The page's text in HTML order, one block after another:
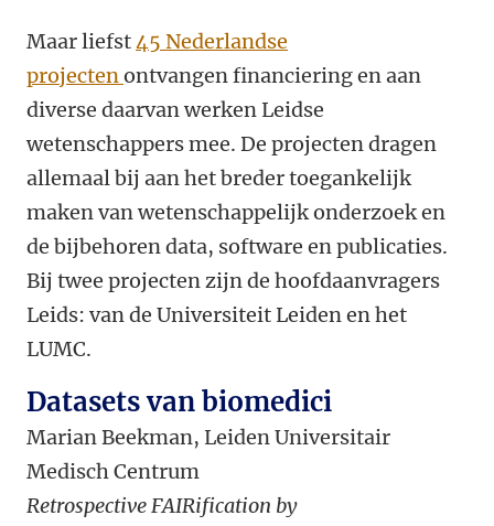
Maar liefst45 Nederlandse
projectenontvangen financiering en aan
diverse daarvan werken Leidse
wetenschappers mee. De projecten dragen
allemaal bij aan het breder toegankelijk
maken van wetenschappelijk onderzoek en
de bijbehoren data, software en publicaties.
Bij twee projecten zijn de hoofdaanvragers
Leids: van de Universiteit Leiden en het
LUMC.
Datasets van biomedici
Marian Beekman, Leiden Universitair
Medisch Centrum
Retrospective FAIRification by